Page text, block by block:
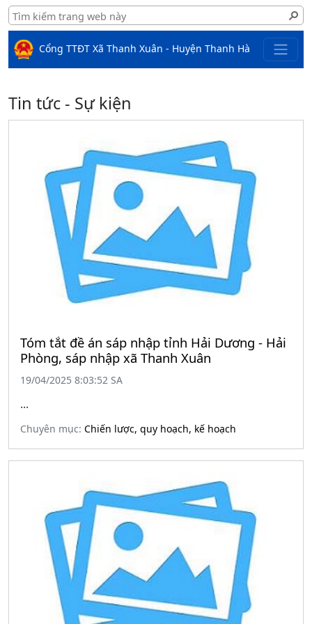
Cổng TTĐT Xã Thanh Xuân - Huyện Thanh Hà
Tin tức - Sự kiện
Tóm tắt đề án sáp nhập tỉnh Hải Dương - Hải
Phòng, sáp nhập xã Thanh Xuân
19/04/2025 8:03:52 SA
...
Chuyên mục: Chiến lược, quy hoạch, kế hoạch